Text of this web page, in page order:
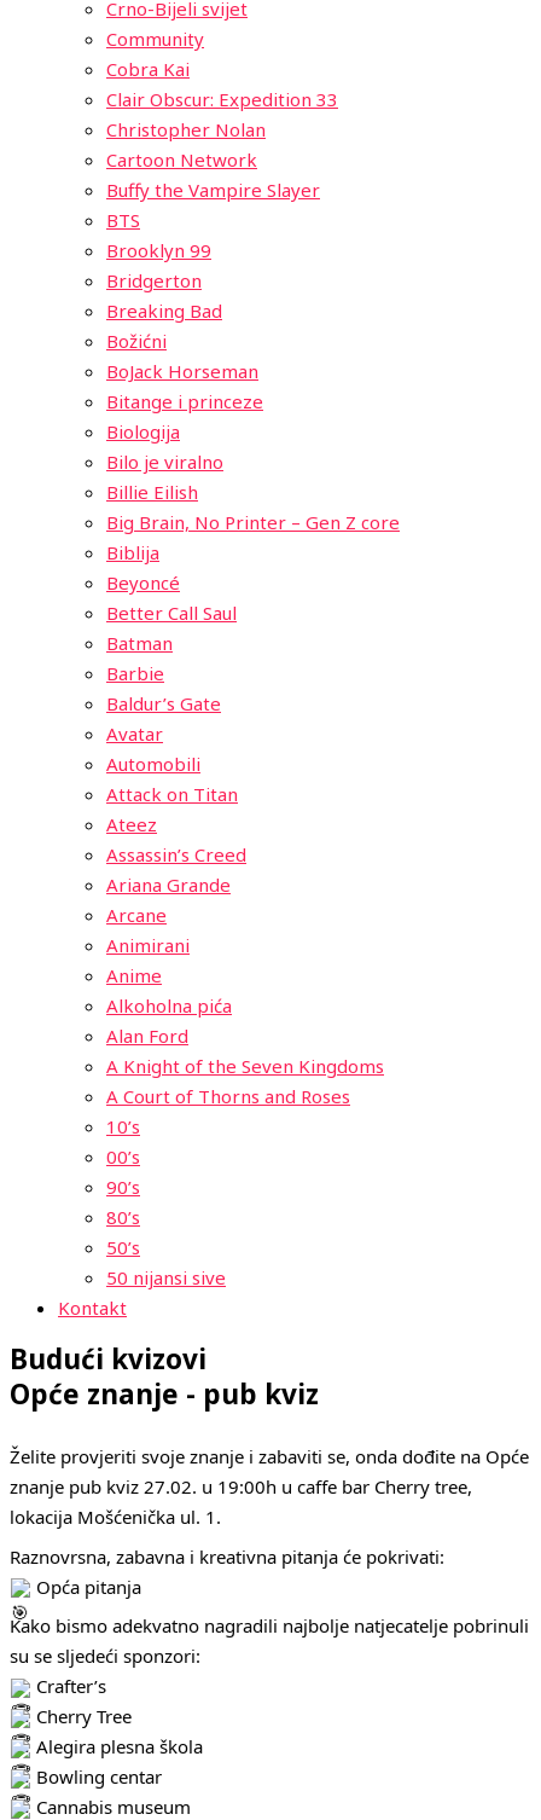
Crno-Bijeli svijet
Community
Cobra Kai
Clair Obscur: Expedition 33
Christopher Nolan
Cartoon Network
Buffy the Vampire Slayer
BTS
Brooklyn 99
Bridgerton
Breaking Bad
Božićni
BoJack Horseman
Bitange i princeze
Biologija
Bilo je viralno
Billie Eilish
Big Brain, No Printer – Gen Z core
Biblija
Beyoncé
Better Call Saul
Batman
Barbie
Baldur’s Gate
Avatar
Automobili
Attack on Titan
Ateez
Assassin’s Creed
Ariana Grande
Arcane
Animirani
Anime
Alkoholna pića
Alan Ford
A Knight of the Seven Kingdoms
A Court of Thorns and Roses
10’s
00’s
90’s
80’s
50’s
50 nijansi sive
Kontakt
Budući kvizovi
Opće znanje - pub kviz
Želite provjeriti svoje znanje i zabaviti se, onda dođite na Opće
znanje pub kviz 27.02. u 19:00h u caffe bar Cherry tree,
lokacija Mošćenička ul. 1.
Raznovrsna, zabavna i kreativna pitanja će pokrivati:
Opća pitanja
Kako bismo adekvatno nagradili najbolje natjecatelje pobrinuli
su se sljedeći sponzori:
Crafter’s
Cherry Tree
Alegira plesna škola
Bowling centar
Cannabis museum